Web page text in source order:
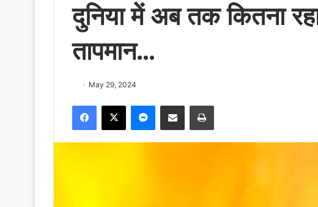
दुनिया में अब तक कितना
तापमान…
May 29, 2024
Facebook
X Messenger
Share via Email Print